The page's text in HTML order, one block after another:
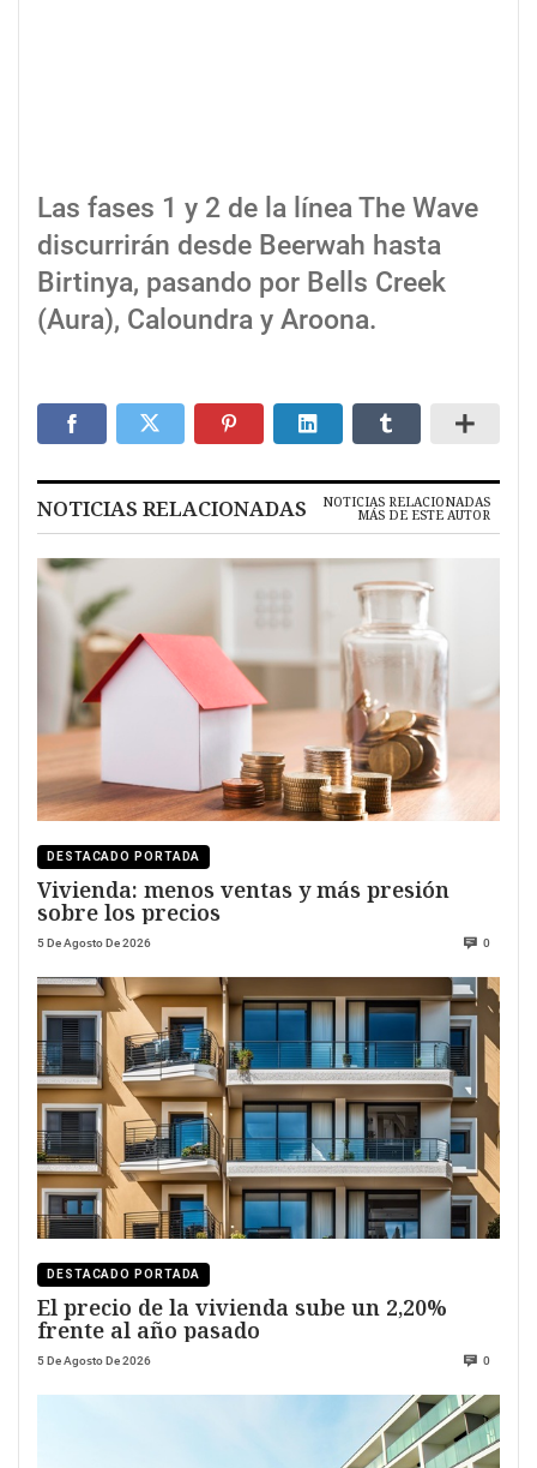
Las fases 1 y 2 de la línea The Wave
discurrirán desde Beerwah hasta
Birtinya, pasando por Bells Creek
(Aura), Caloundra y Aroona.
NOTICIAS RELACIONADAS NOTICIAS RELACIONADAS
MÁS DE ESTE AUTOR
DESTACADO PORTADA
Vivienda: menos ventas y más presión
sobre los precios
5 De Agosto De 2026 0
DESTACADO PORTADA
El precio de la vivienda sube un 2,20%
frente al año pasado
5 De Agosto De 2026 0